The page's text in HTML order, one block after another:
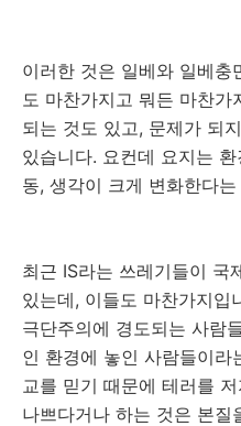
이러한 것은 일베와 일베충
도 마찬가지고 뭐든 마찬
되는 것도 있고, 문제가 되
있습니다. 요컨데 요지는
동, 생각이 크게 변화한다
최근 IS라는 쓰레기들이 국
있는데, 이들도 마찬가지입
극단주의에 경도되는 사람
인 환경에 놓인 사람들이
교를 믿기 때문에 테러를
나쁘다거나 하는 것은 본질